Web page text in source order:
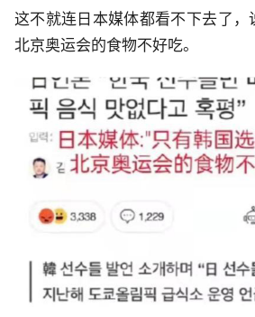
这不就连日本媒体都看不下去了，
北京奥运会的食物不好吃。